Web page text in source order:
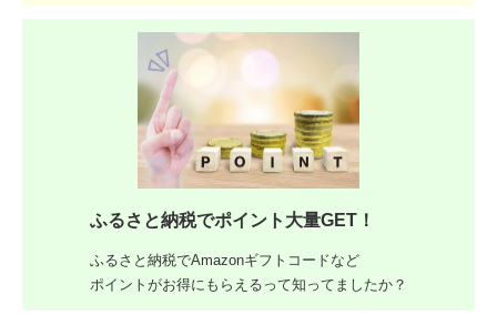
ふるさと納税でポイント大量GET！
ふるさと納税でAmazonギフトコードなど
ポイントがお得にもらえるって知ってましたか？